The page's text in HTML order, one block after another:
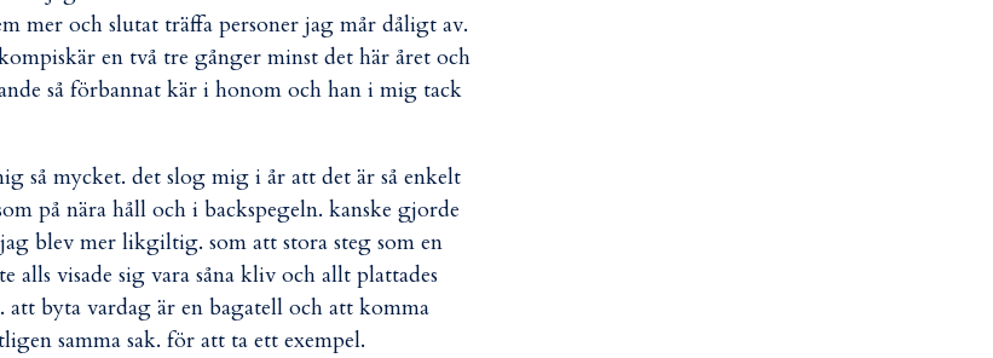
mer och slutat träffa personer jag mår dåligt av.
en två tre gånger minst det här året och
så förbannat kär i honom och han i mig tack
så mycket. det slog mig i år att det är så enkelt
på nära håll och i backspegeln. kanske gjorde
blev mer likgiltig. som att stora steg som en
alls visade sig vara såna kliv och allt plattades
byta vardag är en bagatell och att komma
samma sak. för att ta ett exempel.